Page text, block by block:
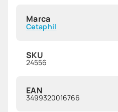
Marca
Cetaphil
SKU
24556
EAN
3499320016766